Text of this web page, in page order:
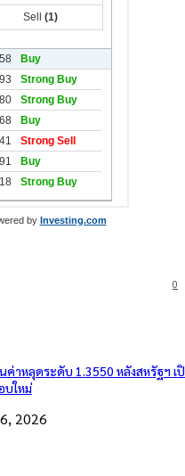
by Investing.com
0
าหลุดระดับ 1.3550 หลังสหรัฐฯ เ
บใหม่
2026